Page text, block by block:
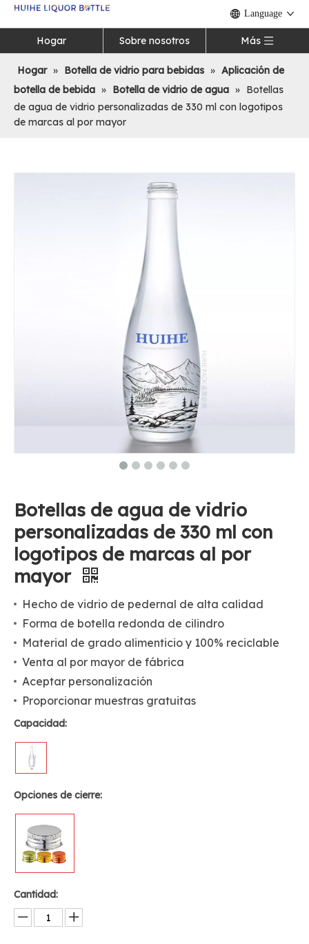
Language
Hogar Sobre nosotros Más
Hogar » Botella de vidrio para bebidas » Aplicación de
botella de bebida » Botella de vidrio de agua » Botellas
de agua de vidrio personalizadas de 330 ml con logotipos
de marcas al por mayor
Botellas de agua de vidrio
personalizadas de 330 ml con
logotipos de marcas al por
mayor
Hecho de vidrio de pedernal de alta calidad
Forma de botella redonda de cilindro
Material de grado alimenticio y 100% reciclable
Venta al por mayor de fábrica
Aceptar personalización
Proporcionar muestras gratuitas
Capacidad:
Opciones de cierre:
Cantidad: